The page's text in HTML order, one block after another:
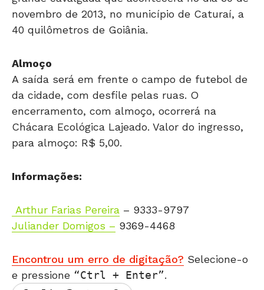
novembro de 2013, no município de Caturaí, a
40 quilômetros de Goiânia.
Almoço
A saída será em frente o campo de futebol de
da cidade, com desfile pelas ruas. O
encerramento, com almoço, ocorrerá na
Chácara Ecológica Lajeado. Valor do ingresso,
para almoço: R$ 5,00.
Informações:
Arthur Farias Pereira – 9333-9797
Juliander Domigos – 9369-4468
Encontrou um erro de digitação? Selecione-o
e pressione
Ctrl + Enter .